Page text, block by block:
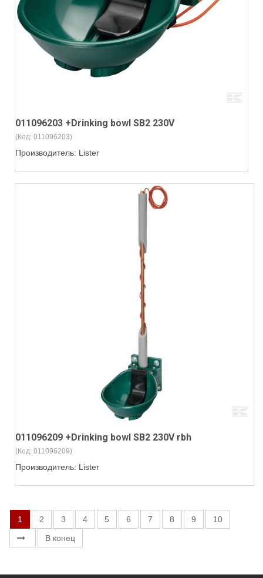
011096203 +Drinking bowl SB2 230V
(Код: 011096203)
Производитель: Lister
011096209 +Drinking bowl SB2 230V rbh
(Код: 011096209)
Производитель: Lister
1 2 3 4 5 6 7 8 9
10
В конец